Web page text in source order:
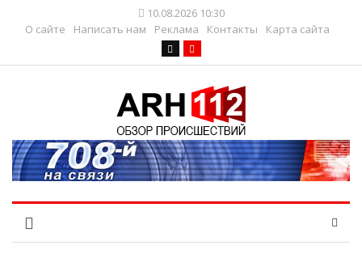
10.08.2026 10:30
О сайте
Написать нам Реклама Контакты Карта сайта